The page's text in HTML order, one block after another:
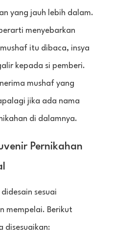
yang jauh lebih dalam.
menyebarkan
itu dibaca, insya
kepada si pemberi.
mushaf yang
jika ada nama
di dalamnya.
Pernikahan
sesuai
mempelai. Berikut
disesuaikan: